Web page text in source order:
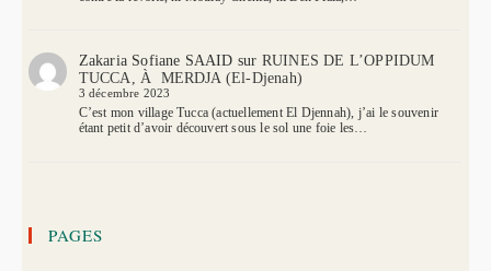
Zakaria Sofiane SAAID sur RUINES DE L’OPPIDUM
TUCCA, À MERDJA (El-Djenah)
3 décembre 2023
C’est mon village Tucca (actuellement El Djennah), j’ai le souvenir
étant petit d’avoir découvert sous le sol une foie les…
PAGES